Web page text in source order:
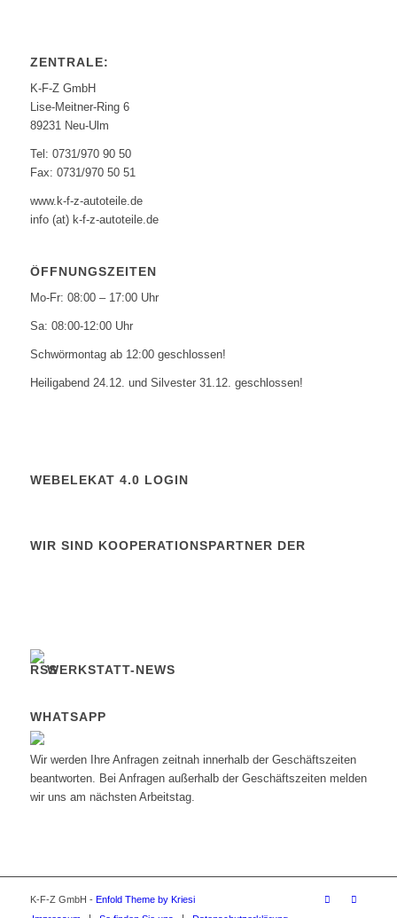
ZENTRALE:
K-F-Z GmbH
Lise-Meitner-Ring 6
89231 Neu-Ulm
Tel: 0731/970 90 50
Fax: 0731/970 50 51
www.k-f-z-autoteile.de
info (at) k-f-z-autoteile.de
ÖFFNUNGSZEITEN
Mo-Fr: 08:00 – 17:00 Uhr
Sa: 08:00-12:00 Uhr
Schwörmontag ab 12:00 geschlossen!
Heiligabend 24.12. und Silvester 31.12. geschlossen!
WEBELEKAT 4.0 LOGIN
WIR SIND KOOPERATIONSPARTNER DER
WERKSTATT-NEWS
WHATSAPP
Wir werden Ihre Anfragen zeitnah innerhalb der Geschäftszeiten
beantworten. Bei Anfragen außerhalb der Geschäftszeiten melden
wir uns am nächsten Arbeitstag.
K-F-Z GmbH - Enfold Theme by Kriesi